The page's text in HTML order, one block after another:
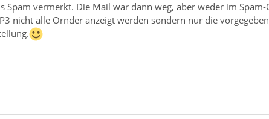
Spam vermerkt. Die Mail war dann weg, aber weder im
nicht alle Ornder anzeigt werden sondern nur die